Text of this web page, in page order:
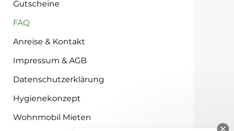
Ihnen gerne weiter.
Gutscheine
FAQ
Anreise & Kontakt
Impressum & AGB
Datenschutzerklärung
Hygienekonzept
Wohnmobil Mieten